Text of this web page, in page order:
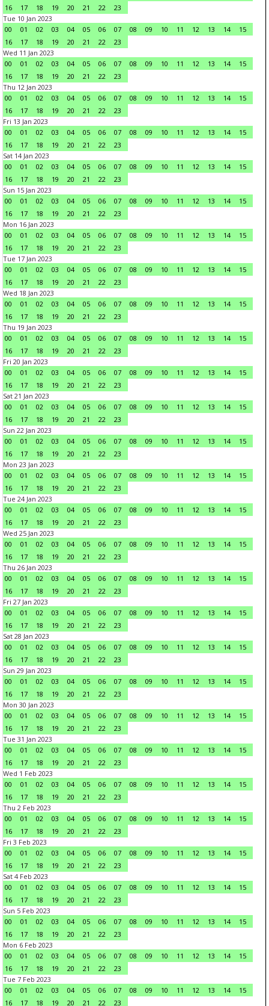
16 17 18 19 20 21 22
23
Tue 10 Jan 2023
00
01 02 03 04 05 06 07 08 09 10 11 12 13 14
15
16
17 18 19 20 21 22
23
Wed 11 Jan 2023
00
01 02 03 04 05 06 07 08 09 10 11 12 13 14
15
16
17 18 19 20 21 22
23
Thu 12 Jan 2023
00
01 02 03 04 05 06 07 08 09 10 11 12 13 14
15
16
17 18 19 20 21 22
23
Fri 13 Jan 2023
00
01 02 03 04 05 06 07 08 09 10 11 12 13 14
15
16
17 18 19 20 21 22
23
Sat 14 Jan 2023
00
01 02 03 04 05 06 07 08 09 10 11 12 13 14
15
16
17 18 19 20 21 22
23
Sun 15 Jan 2023
00
01 02 03 04 05 06 07 08 09 10 11 12 13 14
15
16
17 18 19 20 21 22
23
Mon 16 Jan 2023
00
01 02 03 04 05 06 07 08 09 10 11 12 13 14
15
16
17 18 19 20 21 22
23
Tue 17 Jan 2023
00
01 02 03 04 05 06 07 08 09 10 11 12 13 14
15
16
17 18 19 20 21 22
23
Wed 18 Jan 2023
00
01 02 03 04 05 06 07 08 09 10 11 12 13 14
15
16
17 18 19 20 21 22
23
Thu 19 Jan 2023
00
01 02 03 04 05 06 07 08 09 10 11 12 13 14
15
16
17 18 19 20 21 22
23
Fri 20 Jan 2023
00
01 02 03 04 05 06 07 08 09 10 11 12 13 14
15
16
17 18 19 20 21 22
23
Sat 21 Jan 2023
00
01 02 03 04 05 06 07 08 09 10 11 12 13 14
15
16
17 18 19 20 21 22
23
Sun 22 Jan 2023
00
01 02 03 04 05 06 07 08 09 10 11 12 13 14
15
16
17 18 19 20 21 22
23
Mon 23 Jan 2023
00
01 02 03 04 05 06 07 08 09 10 11 12 13 14
15
16
17 18 19 20 21 22
23
Tue 24 Jan 2023
00
01 02 03 04 05 06 07 08 09 10 11 12 13 14
15
16
17 18 19 20 21 22
23
Wed 25 Jan 2023
00
01 02 03 04 05 06 07 08 09 10 11 12 13 14
15
16
17 18 19 20 21 22
23
Thu 26 Jan 2023
00
01 02 03 04 05 06 07 08 09 10 11 12 13 14
15
16
17 18 19 20 21 22
23
Fri 27 Jan 2023
00
01 02 03 04 05 06 07 08 09 10 11 12 13 14
15
16
17 18 19 20 21 22
23
Sat 28 Jan 2023
00
01 02 03 04 05 06 07 08 09 10 11 12 13 14
15
16
17 18 19 20 21 22
23
Sun 29 Jan 2023
00
01 02 03 04 05 06 07 08 09 10 11 12 13 14
15
16
17 18 19 20 21 22
23
Mon 30 Jan 2023
00
01 02 03 04 05 06 07 08 09 10 11 12 13 14
15
16
17 18 19 20 21 22
23
Tue 31 Jan 2023
00
01 02 03 04 05 06 07 08 09 10 11 12 13 14
15
16
17 18 19 20 21 22
23
Wed 1 Feb 2023
00
01 02 03 04 05 06 07 08 09 10 11 12 13 14
15
16
17 18 19 20 21 22
23
Thu 2 Feb 2023
00
01 02 03 04 05 06 07 08 09 10 11 12 13 14
15
16
17 18 19 20 21 22
23
Fri 3 Feb 2023
00
01 02 03 04 05 06 07 08 09 10 11 12 13 14
15
16
17 18 19 20 21 22
23
Sat 4 Feb 2023
00
01 02 03 04 05 06 07 08 09 10 11 12 13 14
15
16
17 18 19 20 21 22
23
Sun 5 Feb 2023
00
01 02 03 04 05 06 07 08 09 10 11 12 13 14
15
16
17 18 19 20 21 22
23
Mon 6 Feb 2023
00
01 02 03 04 05 06 07 08 09 10 11 12 13 14
15
16
17 18 19 20 21 22
23
Tue 7 Feb 2023
00
01 02 03 04 05 06 07 08 09 10 11 12 13 14
15
16
17 18 19 20 21 22
23